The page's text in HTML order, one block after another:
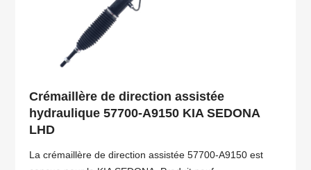
Crémaillère de direction assistée
hydraulique 57700-A9150 KIA SEDONA
LHD
La crémaillère de direction assistée 57700-A9150 est